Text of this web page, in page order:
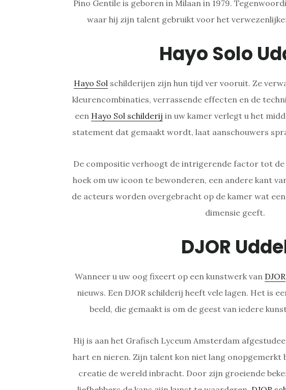
Pino Gentile is geboren in Milaan in 1979.
waar hij zijn talent gebruikt voor het
Hayo Solo
Hayo Solschilderijen zijn hun tijd ver vooruit. Ze
kleurencombinaties, verrassende effecten en de
een Hayo Sol schilderij in uw kamer verlegt u het
statement dat gemaakt wordt, laat aanschouwers
De compositie verhoogt de intrigerende factor tot de
hoek om uw icoon te bewonderen, een andere kant
de acteurs worden overgebracht op de kamer wat
dimensie geeft.
DJOR
Wanneer u uw oog fixeert op een kunstwerk van DJOR
nieuws. Een DJOR schilderij heeft vele lagen. Het is
beeld, die gemaakt is om de geest van iedere
Hij is aan het Grafisch Lyceum Amsterdam
hart en nieren. Zijn talent kon niet lang onopgemerkt
creatie de wereld inbracht. Door zijn groeiende